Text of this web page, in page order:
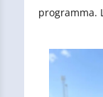
programma.